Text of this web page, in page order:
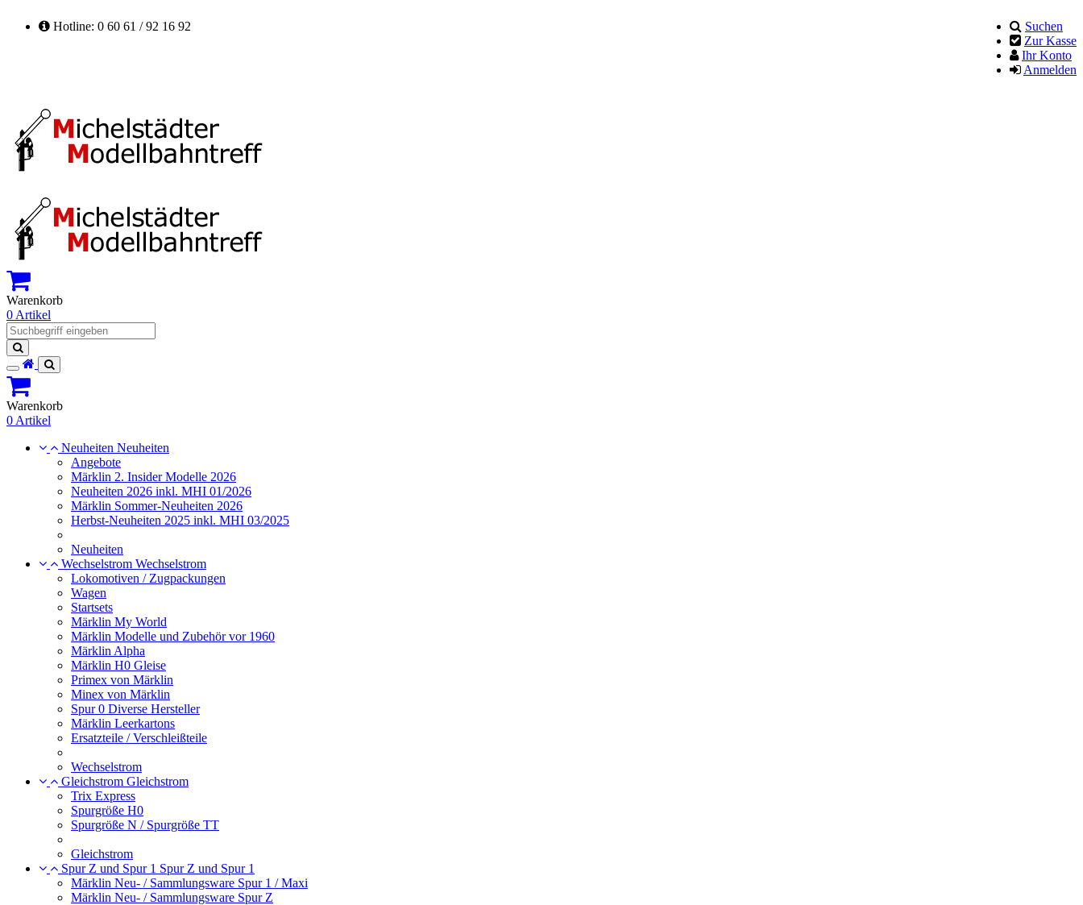
Hotline: 0 60 61 / 92 16 92
Suchen
Zur Kasse
Ihr Konto
Anmelden
Warenkorb
0 Artikel
Suchen
Toggle
navigation
Warenkorb
0 Artikel
Neuheiten Neuheiten
Angebote
Märklin 2. Insider Modelle 2026
Neuheiten 2026 inkl. MHI 01/2026
Märklin Sommer-Neuheiten 2026
Herbst-Neuheiten 2025 inkl. MHI 03/2025
Neuheiten
Wechselstrom Wechselstrom
Lokomotiven / Zugpackungen
Wagen
Startsets
Märklin My World
Märklin Modelle und Zubehör vor 1960
Märklin Alpha
Märklin H0 Gleise
Primex von Märklin
Minex von Märklin
Spur 0 Diverse Hersteller
Märklin Leerkartons
Ersatzteile / Verschleißteile
Wechselstrom
Gleichstrom Gleichstrom
Trix Express
Spurgröße H0
Spurgröße N / Spurgröße TT
Gleichstrom
Spur Z und Spur 1 Spur Z und Spur 1
Märklin Neu- / Sammlungsware Spur 1 / Maxi
Märklin Neu- / Sammlungsware Spur Z